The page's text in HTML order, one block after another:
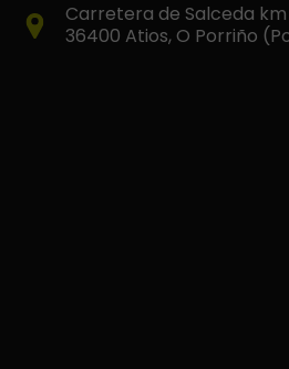
Carretera de Salceda km
36400 Atios, O Porriño